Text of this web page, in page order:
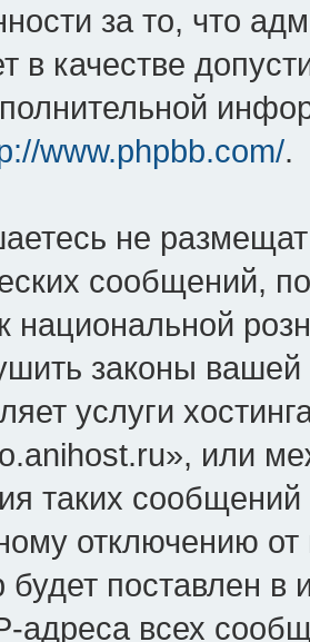
за то, что
в качестве
www.phpbb.com/.
не
сообщений,
национальной
законы
услуги
или
таких
отключению
будет поставлен в
адреса всех